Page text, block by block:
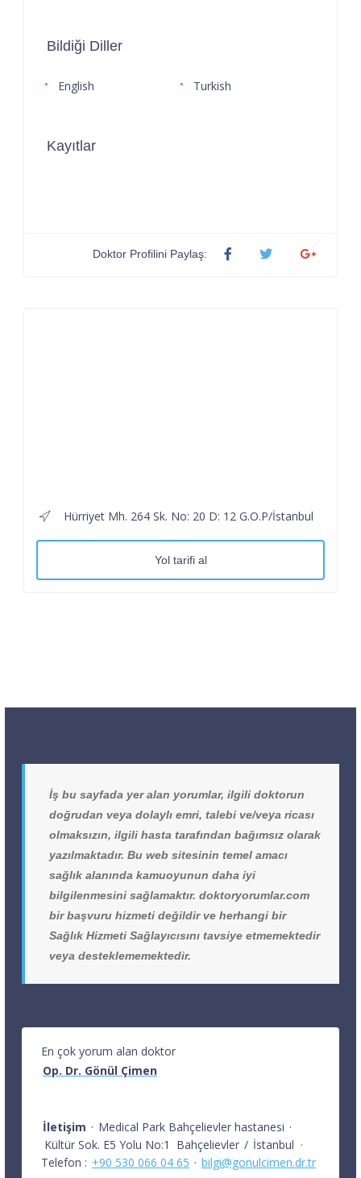
Bildiği Diller
English Turkish
Kayıtlar
Doktor Profilini Paylaş:
Hürriyet Mh. 264 Sk. No: 20 D: 12 G.O.P/İstanbul
Yol tarifi al
İş bu sayfada yer alan yorumlar, ilgili doktorun
doğrudan veya dolaylı emri, talebi ve/veya ricası
olmaksızın, ilgili hasta tarafından bağımsız olarak
yazılmaktadır. Bu web sitesinin temel amacı
sağlık alanında kamuoyunun daha iyi
bilgilenmesini sağlamaktır. doktoryorumlar.com
bir başvuru hizmeti değildir ve herhangi bir
Sağlık Hizmeti Sağlayıcısını tavsiye etmemektedir
veya desteklememektedir.
En çok yorum alan doktor
Op. Dr. Gönül Çimen
İletişim · Medical Park Bahçelievler hastanesi ·
Kültür Sok. E5 Yolu No:1
Bahçelievler / İstanbul ·
Telefon : +90 530 066 04 65 · bilgi@gonulcimen.dr.tr